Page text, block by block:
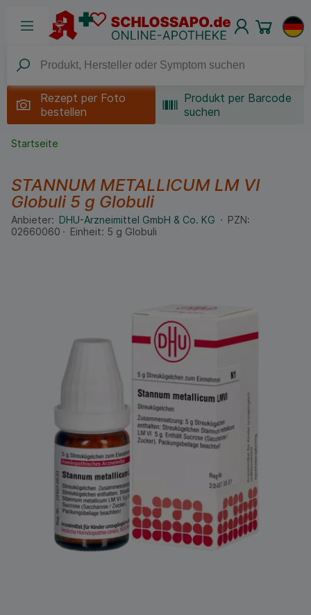
Rezept per Foto
bestellen
Produkt per Barcode
suchen
Startseite
STANNUM METALLICUM LM VI
Globuli 5 g Globuli
Anbieter: DHU-Arzneimittel GmbH & Co. KG
PZN:
02660060
Einheit: 5 g Globuli